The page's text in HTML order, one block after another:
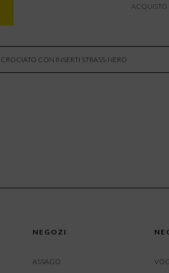
ACQUISTO
CON INSERTI STRASS-NERO
NEGOZI
ASSAGO